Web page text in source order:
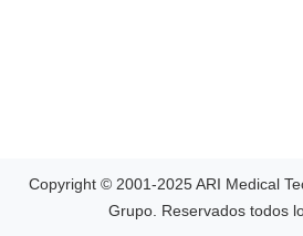
Copyright © 2001-2025 ARI Medical
Grupo. Reservados todos